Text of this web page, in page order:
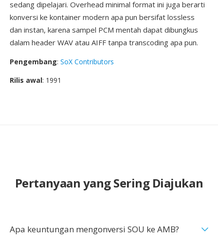
sedang dipelajari. Overhead minimal format ini juga berarti
konversi ke kontainer modern apa pun bersifat lossless
dan instan, karena sampel PCM mentah dapat dibungkus
dalam header WAV atau AIFF tanpa transcoding apa pun.
Pengembang: SoX Contributors
Rilis awal: 1991
Pertanyaan yang Sering Diajukan
Apa keuntungan mengonversi SOU ke AMB?